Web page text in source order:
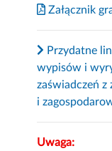
Załącznik
Przydatne
wypisów i
zaświadczeń z
i
Uwaga: